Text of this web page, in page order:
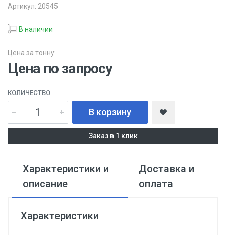
Артикул: 20545
В наличии
Цена за тонну:
Цена по запросу
КОЛИЧЕСТВО
В корзину
Заказ в 1 клик
Характеристики и
описание
Доставка и
оплата
Характеристики